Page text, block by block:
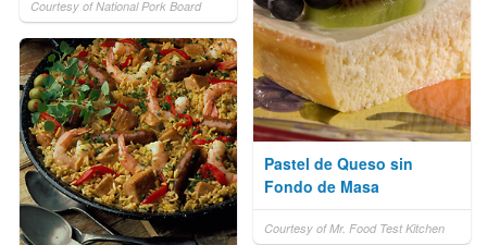
Courtesy of National Pork Board
Pastel de Queso sin
Fondo de Masa
Courtesy of Mr. Food Test Kitchen